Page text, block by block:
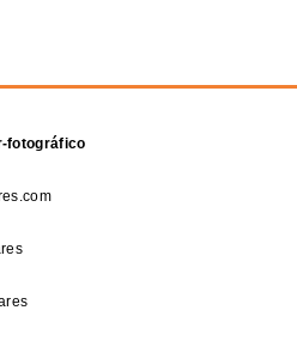
fotográfico